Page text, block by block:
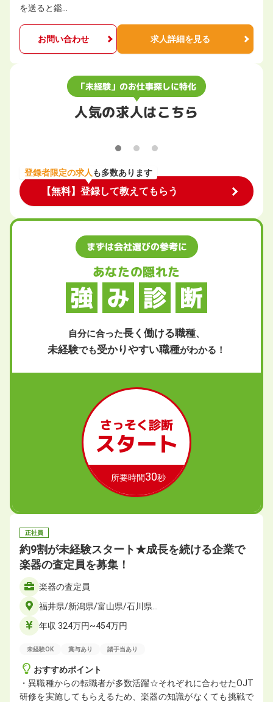
を送ると鑑…
お問い合わせ 求人詳細を見る
「未経験」のお仕事探しに特化
人気の求人はこちら
登録者限定の求人 も多数あります
【無料】登録して教えてもらう
まずは会社選びの参考に
あなたの隠れた
強 み 診 断
自分に合った長く働ける職種、
未経験でも受かりやすい職種がわかる！
さっそく診断
スタート
所要時間30秒
正社員
約9割が未経験スタート★成長を続ける企業で
楽器の査定員を募集！
楽器の査定員
福井県/新潟県/富山県/石川県…
年収 324万円~454万円
未経験OK 賞与あり 諸手当あり
おすすめポイント
・異職種からの転職者が多数活躍☆それぞれに合わせたOJT
研修を実施してもらえるため、楽器の知識がなくても挑戦で